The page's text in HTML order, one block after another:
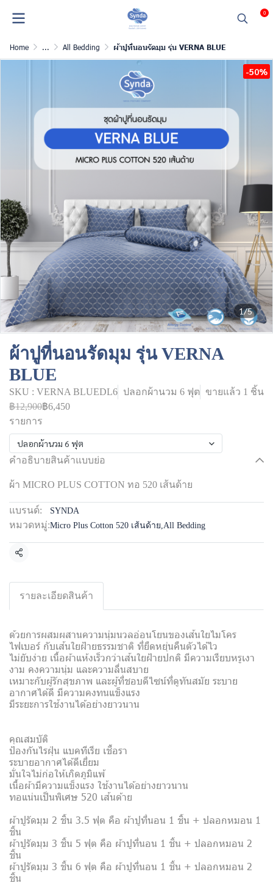
0
Home ... All Bedding ผ้าปูที่นอนรัดมุม รุ่น VERNA BLUE
1/5
-50%
ผ้าปูที่นอนรัดมุม รุ่น VERNA
BLUE
SKU : VERNA BLUEDL6 ปลอกผ้านวม 6 ฟุต ขายแล้ว 1 ชิ้น
฿12,900฿6,450
รายการ
ปลอกผ้านวม 6 ฟุต
คำอธิบายสินค้าแบบย่อ
ผ้า MICRO PLUS COTTON ทอ 520 เส้นด้าย
แบรนด์: SYNDA
หมวดหมู่:Micro Plus Cotton 520 เส้นด้าย,All Bedding
แชร์
รายละเอียดสินค้า
ด้วยการผสมผสานความนุ่มนวลอ่อนโยนของเส้นใยไมโคร
ไฟเบอร์ กับเส้นใยฝ้ายธรรมชาติ ที่ยืดหยุ่นคืนตัวได้ไว
ไม่ยับง่าย เนื้อผ้าแห้งเร็วกว่าเส้นใยฝ้ายปกติ มีความเรียบหรูเงา
งาม คงความนุ่ม และความลื่นสบาย
เหมาะกับผู้รักสุขภาพ และผู้ที่ชอบดีไซน์ที่ดูทันสมัย ระบาย
อากาศได้ดี มีความคงทนแข็งแรง
มีระยะการใช้งานได้อย่างยาวนาน
คุณสมบัติ
ป้องกันไรฝุ่น แบคทีเรีย เชื้อรา
ระบายอากาศได้ดีเยี่ยม
มั่นใจไม่ก่อให้เกิดภูมิแพ้
เนื้อผ้ามีความแข็งแรง ใช้งานได้อย่างยาวนาน
ทอแน่นเป็นพิเศษ 520 เส้นด้าย
ผ้าปูรัดมุม 2 ชิ้น 3.5 ฟุต คือ ผ้าปูที่นอน 1 ชิ้น + ปลอกหมอน 1
ชิ้น
ผ้าปูรัดมุม 3 ชิ้น 5 ฟุต คือ ผ้าปูที่นอน 1 ชิ้น + ปลอกหมอน 2
ชิ้น
ผ้าปูรัดมุม 3 ชิ้น 6 ฟุต คือ ผ้าปูที่นอน 1 ชิ้น + ปลอกหมอน 2
ชิ้น